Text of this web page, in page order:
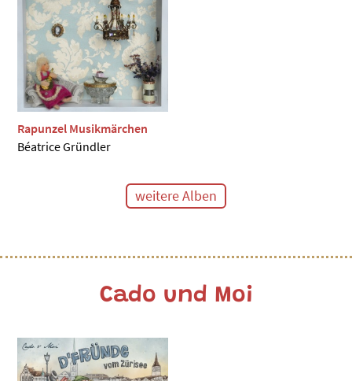
Rapunzel Musikmärchen
Béatrice Gründler
weitere Alben
Cado und Moi